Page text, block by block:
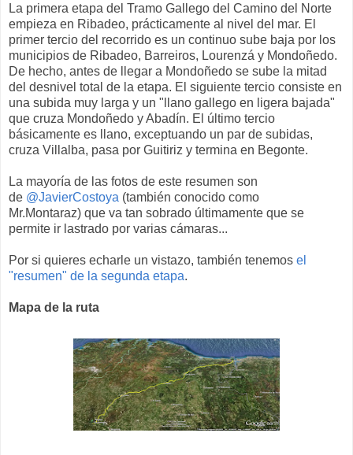
La primera etapa del Tramo Gallego del Camino del Norte
empieza en Ribadeo, prácticamente al nivel del mar. El
primer tercio del recorrido es un continuo sube baja por los
municipios de Ribadeo, Barreiros, Lourenzá y Mondoñedo.
De hecho, antes de llegar a Mondoñedo se sube la mitad
del desnivel total de la etapa. El siguiente tercio consiste en
una subida muy larga y un "llano gallego en ligera bajada"
que cruza Mondoñedo y Abadín. El último tercio
básicamente es llano, exceptuando un par de subidas,
cruza Villalba, pasa por Guitiriz y termina en Begonte.
La mayoría de las fotos de este resumen son
de @JavierCostoya (también conocido como
Mr.Montaraz) que va tan sobrado últimamente que se
permite ir lastrado por varias cámaras...
Por si quieres echarle un vistazo, también tenemos el
"resumen" de la segunda etapa.
Mapa de la ruta